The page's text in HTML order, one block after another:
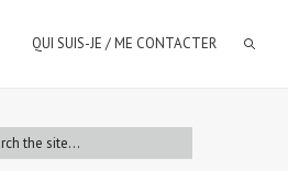
QUI SUIS-JE / ME CONTACTER